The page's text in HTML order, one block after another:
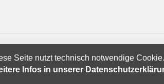
apolut | Jetzt erst recht!. Published apolut
Seite nutzt technisch notwendige
Infos in unserer